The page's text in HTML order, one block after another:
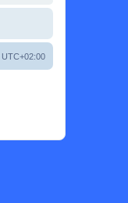
UTC+02:00